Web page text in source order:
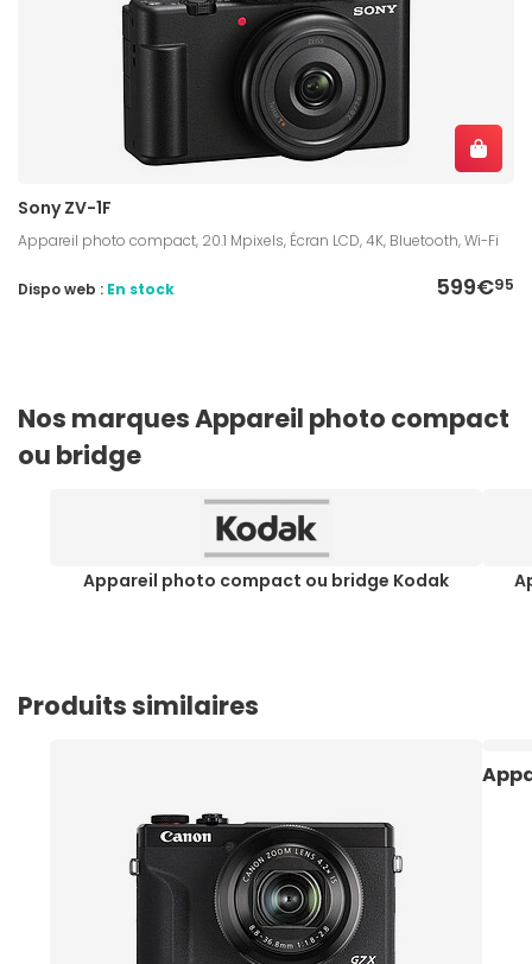
Sony ZV-1F
Appareil photo compact, 20.1 Mpixels, Écran LCD, 4K, Bluetooth, Wi-Fi
599€95
Dispo web : En stock
Nos marques Appareil photo compact
ou bridge
Appareil photo compact ou bridge Kodak
Produits similaires